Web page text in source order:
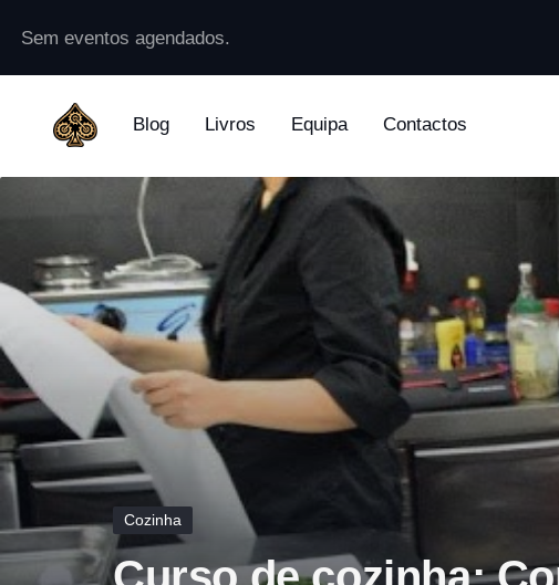
Sem eventos agendados.
Blog Livros Equipa Contactos
Cozinha